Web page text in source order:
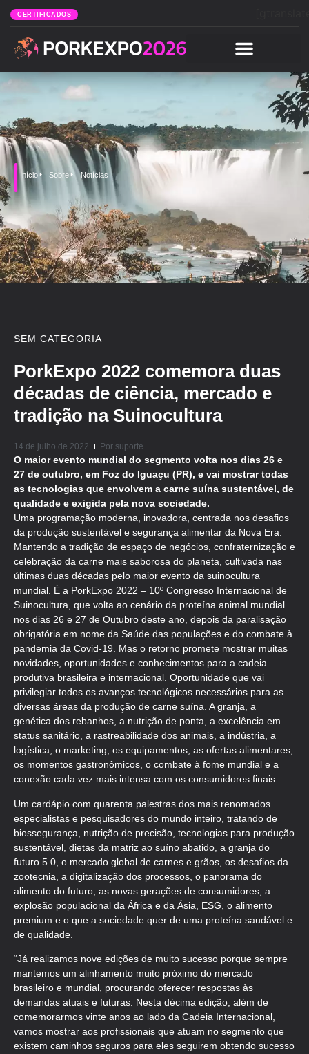
CERTIFICADOS
Início Sobre Notícias
SEM CATEGORIA
PorkExpo 2022 comemora duas
décadas de ciência, mercado e
tradição na Suinocultura
14 de julho de 2022 Por suporte
O maior evento mundial do segmento volta nos dias 26 e
27 de outubro, em Foz do Iguaçu (PR), e vai mostrar todas
as tecnologias que envolvem a carne suína sustentável, de
qualidade e exigida pela nova sociedade.
Uma programação moderna, inovadora, centrada nos desafios
da produção sustentável e segurança alimentar da Nova Era.
Mantendo a tradição de espaço de negócios, confraternização e
celebração da carne mais saborosa do planeta, cultivada nas
últimas duas décadas pelo maior evento da suinocultura
mundial. É a PorkExpo 2022 – 10º Congresso Internacional de
Suinocultura, que volta ao cenário da proteína animal mundial
nos dias 26 e 27 de Outubro deste ano, depois da paralisação
obrigatória em nome da Saúde das populações e do combate à
pandemia da Covid-19. Mas o retorno promete mostrar muitas
novidades, oportunidades e conhecimentos para a cadeia
produtiva brasileira e internacional. Oportunidade que vai
privilegiar todos os avanços tecnológicos necessários para as
diversas áreas da produção de carne suína. A granja, a
genética dos rebanhos, a nutrição de ponta, a excelência em
status sanitário, a rastreabilidade dos animais, a indústria, a
logística, o marketing, os equipamentos, as ofertas alimentares,
os momentos gastronômicos, o combate à fome mundial e a
conexão cada vez mais intensa com os consumidores finais.
Um cardápio com quarenta palestras dos mais renomados
especialistas e pesquisadores do mundo inteiro, tratando de
biossegurança, nutrição de precisão, tecnologias para produção
sustentável, dietas da matriz ao suíno abatido, a granja do
futuro 5.0, o mercado global de carnes e grãos, os desafios da
zootecnia, a digitalização dos processos, o panorama do
alimento do futuro, as novas gerações de consumidores, a
explosão populacional da África e da Ásia, ESG, o alimento
premium e o que a sociedade quer de uma proteína saudável e
de qualidade.
“Já realizamos nove edições de muito sucesso porque sempre
mantemos um alinhamento muito próximo do mercado
brasileiro e mundial, procurando oferecer respostas às
demandas atuais e futuras. Nesta décima edição, além de
comemorarmos vinte anos ao lado da Cadeia Internacional,
vamos mostrar aos profissionais que atuam no segmento que
existem caminhos seguros para eles seguirem obtendo sucesso